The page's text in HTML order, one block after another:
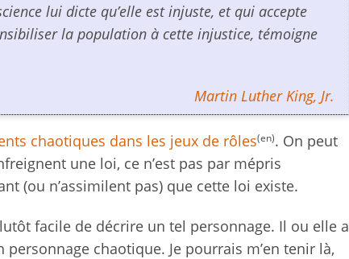
lui dicte qu’elle est injuste, et qui accepte
la population à cette injustice, témoigne
Martin Luther King, Jr.
chaotiques dans les jeux de rôles(en). On peut
une loi, ce n’est pas par mépris
(ou n’assimilent pas) que cette loi existe.
facile de décrire un tel personnage. Il ou elle a
chaotique. Je pourrais m’en tenir là,